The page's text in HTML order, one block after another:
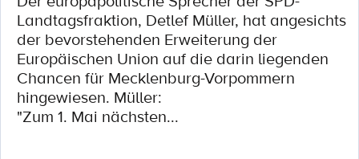
Landtagsfraktion, Detlef Müller, hat angesichts
der bevorstehenden Erweiterung der
Europäischen Union auf die darin liegenden
Chancen für Mecklenburg-Vorpommern
hingewiesen. Müller:
"Zum 1. Mai nächsten...